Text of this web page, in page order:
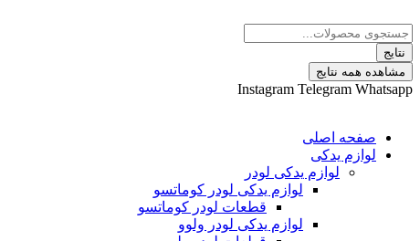
به
محتوا
Search
...نتایج
مشاهده همه نتایج
Instagram Telegram Whatsapp
صفحه اصلی
لوازم یدکی
لوازم یدکی لودر
لوازم یدکی لودر کوماتسو
قطعات لودر کوماتسو
لوازم یدکی لودر ولوو